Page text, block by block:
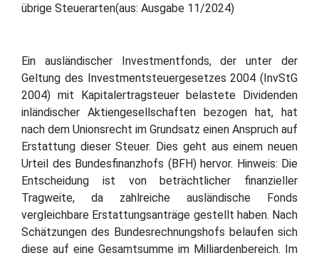
übrige Steuerarten(aus: Ausgabe 11/2024)
Ein ausländischer Investmentfonds, der unter der
Geltung des Investmentsteuergesetzes 2004 (InvStG
2004) mit Kapitalertragsteuer belastete Dividenden
inländischer Aktiengesellschaften bezogen hat, hat
nach dem Unionsrecht im Grundsatz einen Anspruch auf
Erstattung dieser Steuer. Dies geht aus einem neuen
Urteil des Bundesfinanzhofs (BFH) hervor. Hinweis: Die
Entscheidung ist von beträchtlicher finanzieller
Tragweite, da zahlreiche ausländische Fonds
vergleichbare Erstattungsanträge gestellt haben. Nach
Schätzungen des Bundesrechnungshofs belaufen sich
diese auf eine Gesamtsumme im Milliardenbereich. Im